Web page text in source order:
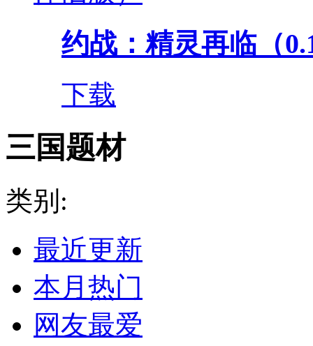
约战：精灵再临（
下载
三国题材
类别:
最近更新
本月热门
网友最爱